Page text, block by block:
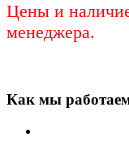
Цены и
менеджера.
Как мы